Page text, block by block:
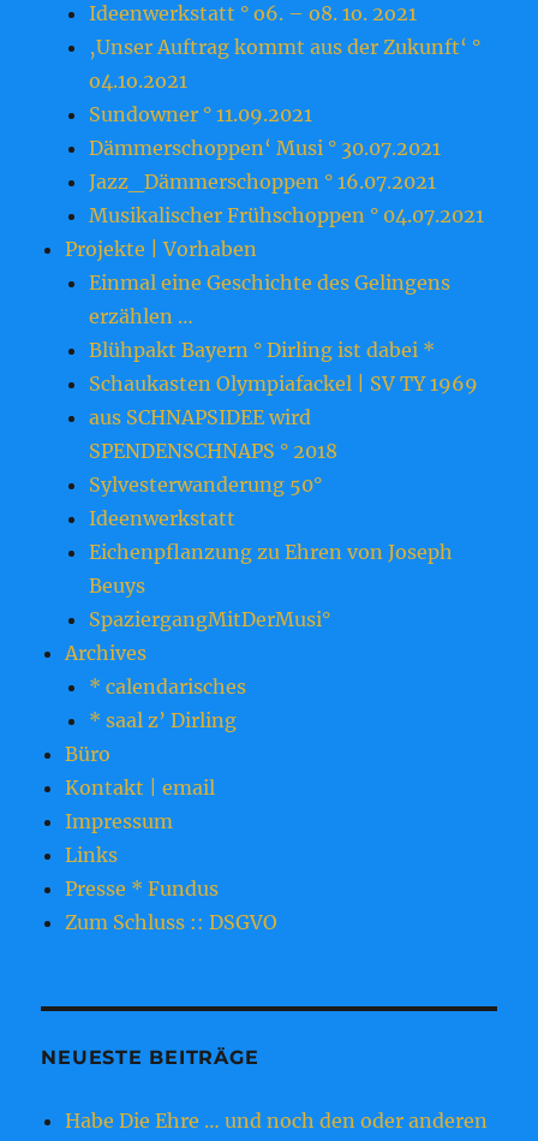
Ideenwerkstatt ° o6. – o8. 1o. 2o21
‚Unser Auftrag kommt aus der Zukunft‘ °
o4.1o.2o21
Sundowner ° 11.09.2021
Dämmerschoppen‘ Musi ° 30.07.2021
Jazz_Dämmerschoppen ° 16.07.2021
Musikalischer Frühschoppen ° 04.07.2021
Projekte | Vorhaben
Einmal eine Geschichte des Gelingens
erzählen …
Blühpakt Bayern ° Dirling ist dabei *
Schaukasten Olympiafackel | SV TY 1969
aus SCHNAPSIDEE wird
SPENDENSCHNAPS ° 2018
Sylvesterwanderung 50°
Ideenwerkstatt
Eichenpflanzung zu Ehren von Joseph
Beuys
SpaziergangMitDerMusi°
Archives
* calendarisches
* saal z’ Dirling
Büro
Kontakt | email
Impressum
Links
Presse * Fundus
Zum Schluss :: DSGVO
NEUESTE BEITRÄGE
Habe Die Ehre … und noch den oder anderen